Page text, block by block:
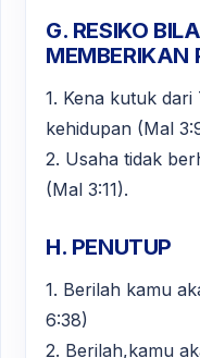
G. RESIKO
MEMBERIKAN
1. Kena kutuk dari
kehidupan (Mal
2. Usaha tidak
(Mal 3:11).
H. PENUTUP
1. Berilah kamu
6:38)
2. Berilah,kamu